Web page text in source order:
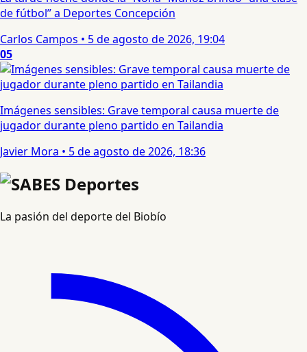
de fútbol” a Deportes Concepción
Carlos Campos • 5 de agosto de 2026, 19:04
05
Imágenes sensibles: Grave temporal causa muerte de
jugador durante pleno partido en Tailandia
Javier Mora • 5 de agosto de 2026, 18:36
La pasión del deporte del Biobío